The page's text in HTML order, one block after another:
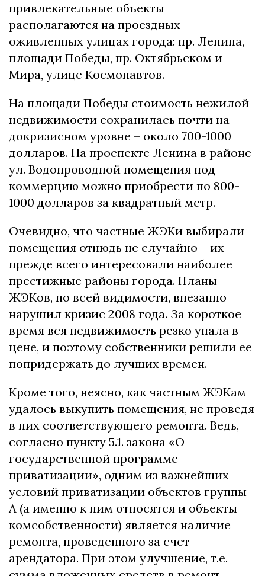
привлекательные объекты
располагаются на проездных
оживленных улицах города: пр. Ленина,
площади Победы, пр. Октябрьском и
Мира, улице Космонавтов.
На площади Победы стоимость нежилой
недвижимости сохранилась почти на
докризисном уровне – около 700-1000
долларов. На проспекте Ленина в районе
ул. Водопроводной помещения под
коммерцию можно приобрести по 800-
1000 долларов за квадратный метр.
Очевидно, что частные ЖЭКи выбирали
помещения отнюдь не случайно – их
прежде всего интересовали наиболее
престижные районы города. Планы
ЖЭКов, по всей видимости, внезапно
нарушил кризис 2008 года. За короткое
время вся недвижимость резко упала в
цене, и поэтому собственники решили ее
попридержать до лучших времен.
Кроме того, неясно, как частным ЖЭКам
удалось выкупить помещения, не проведя
в них соответствующего ремонта. Ведь,
согласно пункту 5.1. закона «О
государственной программе
приватизации», одним из важнейших
условий приватизации объектов группы
А (а именно к ним относятся и объекты
комсобственности) является наличие
ремонта, проведенного за счет
арендатора. При этом улучшение, т.е.